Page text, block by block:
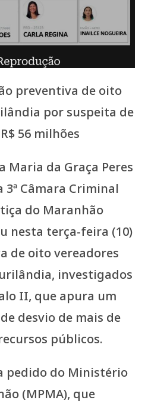
preventiva de oito
por suspeita de
56 milhões
Maria da Graça Peres
3ª Câmara Criminal
do Maranhão
nesta terça-feira (10)
de oito vereadores
investigados
II, que apura um
desvio de mais de
públicos.
pedido do Ministério
(MPMA), que